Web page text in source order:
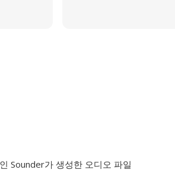
Sounder가 생성한 오디오 파일